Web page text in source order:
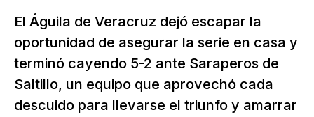
El Águila de Veracruz dejó escapar la
oportunidad de asegurar la serie en casa y
terminó cayendo 5-2 ante Saraperos de
Saltillo, un equipo que aprovechó cada
descuido para llevarse el triunfo y amarrar